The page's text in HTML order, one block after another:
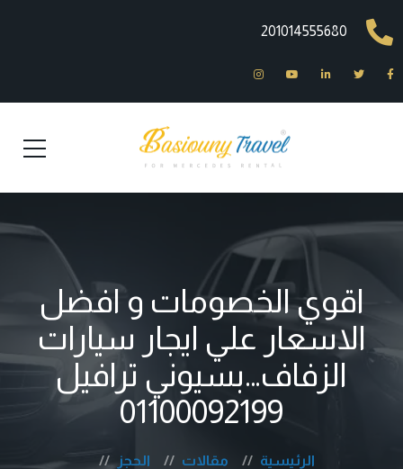
201014555680
اقوي الخصومات و افضل
الاسعار علي ايجار سيارات
الزفاف…بسيوني ترافيل
01100092199
الرئيسية مقالات
الحجز